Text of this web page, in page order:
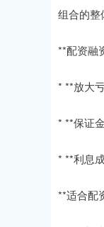
组合的整
**配资融
* **放大
* **保证
* **利息
**适合配